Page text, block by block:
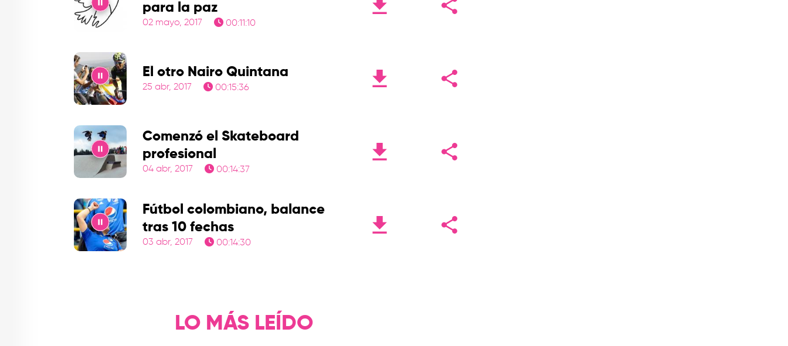
para la paz
02 mayo, 2017 00:11:10
Play
El otro Nairo Quintana
25 abr, 2017 00:15:36
Play
Comenzó el Skateboard
profesional
04 abr, 2017 00:14:37
Play
Fútbol colombiano, balance
tras 10 fechas
03 abr, 2017 00:14:30
LO MÁS LEÍDO